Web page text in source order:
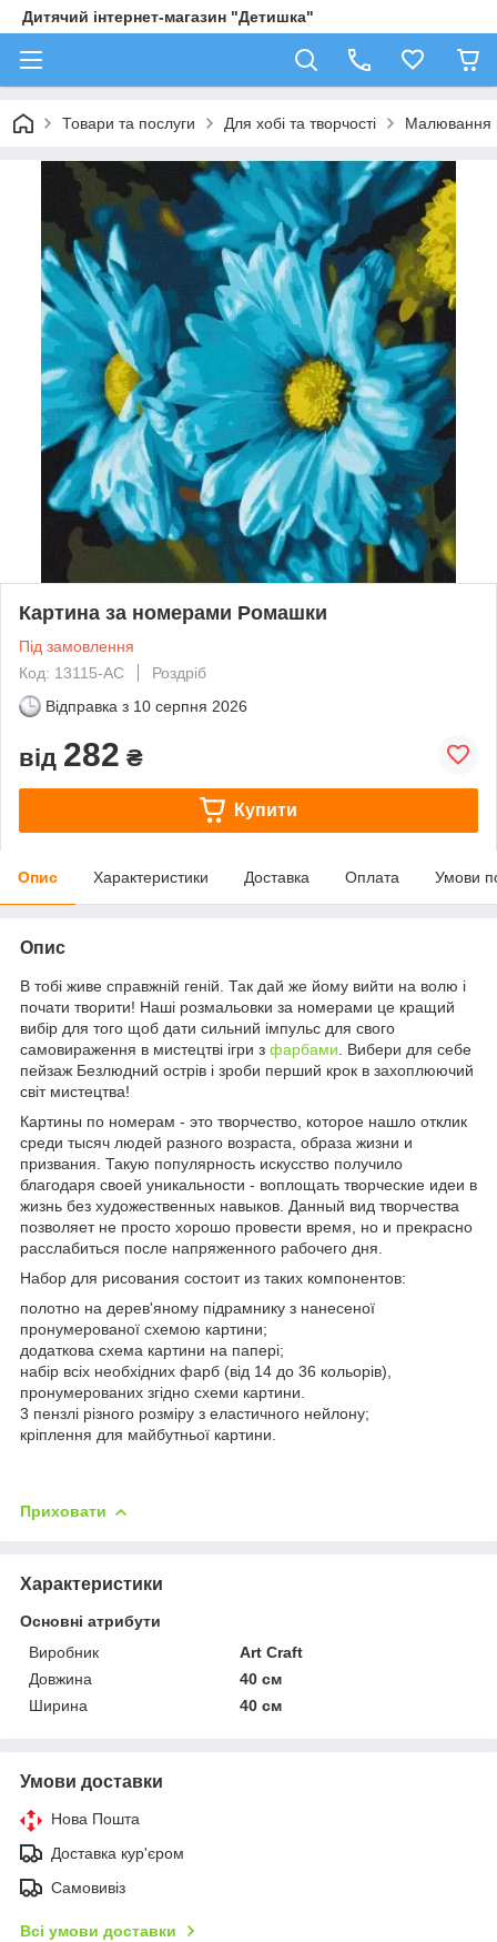
Дитячий інтернет-магазин "Детишка"
Товари та послуги Для хобі та творчості Малювання
Картина за номерами Ромашки
Під замовлення
Код: 13115-AC
Роздріб
Відправка з 10 серпня 2026
від 282 ₴
Купити
Опис Характеристики Доставка Оплата Умови
Опис
В тобі живе справжній геній. Так дай же йому вийти на волю і
почати творити! Наші розмальовки за номерами це кращий
вибір для того щоб дати сильний імпульс для свого
самовираження в мистецтві ігри з фарбами . Вибери для себе
пейзаж Безлюдний острів і зроби перший крок в захоплюючий
світ мистецтва!
Картины по номерам - это творчество, которое нашло отклик
среди тысяч людей разного возраста, образа жизни и
призвания. Такую популярность искусство получило
благодаря своей уникальности - воплощать творческие идеи в
жизнь без художественных навыков. Данный вид творчества
позволяет не просто хорошо провести время, но и прекрасно
расслабиться после напряженного рабочего дня.
Набор для рисования состоит из таких компонентов:
полотно на дерев'яному підрамнику з нанесеної
пронумерованої схемою картини;
додаткова схема картини на папері;
набір всіх необхідних фарб (від 14 до 36 кольорів),
пронумерованих згідно схеми картини.
3 пензлі різного розміру з еластичного нейлону;
кріплення для майбутньої картини.
Приховати
Характеристики
Основні атрибути
Виробник
Art Craft
Довжина
40 см
Ширина
40 см
Умови доставки
Нова Пошта
Доставка кур'єром
Самовивіз
Всі умови доставки